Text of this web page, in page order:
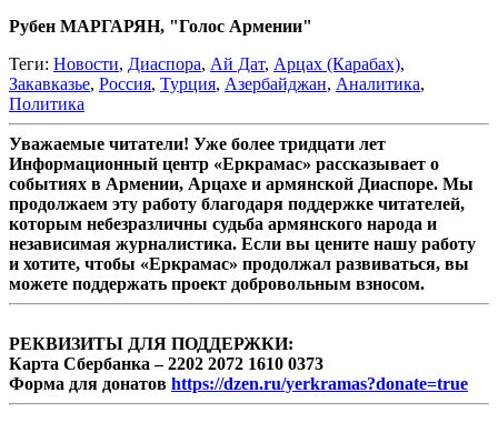
Рубен МАРГАРЯН, "Голос Армении"
Теги: Новости, Диаспора, Ай Дат, Арцах (Карабах),
Закавказье, Россия, Турция, Азербайджан, Аналитика,
Политика
Уважаемые читатели! Уже более тридцати лет
Информационный центр «Еркрамас» рассказывает о
событиях в Армении, Арцахе и армянской Диаспоре. Мы
продолжаем эту работу благодаря поддержке читателей,
которым небезразличны судьба армянского народа и
независимая журналистика. Если вы цените нашу работу
и хотите, чтобы «Еркрамас» продолжал развиваться, вы
можете поддержать проект добровольным взносом.
РЕКВИЗИТЫ ДЛЯ ПОДДЕРЖКИ:
Карта Сбербанка – 2202 2072 1610 0373
Форма для донатов https://dzen.ru/yerkramas?donate=true